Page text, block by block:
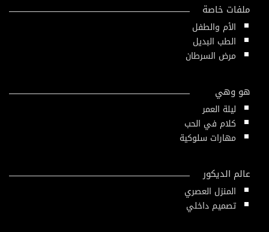
ملفات خاصة
الأم والطفل
الطب البديل
مرض السرطان
هو وهي
ليلة العمر
كلام في الحب
مهارات سلوكية
عالم الديكور
المنزل العصري
تصميم داخلي